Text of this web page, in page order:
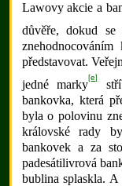
Lawovy akcie a
důvěře, dokud se
představovat.
jedné marky
[e]
bankovka, která
byla o polovinu
královské rady
bankovek a za
padesátilivrová
bublina splaskla.